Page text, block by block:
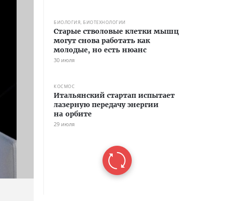
БИОЛОГИЯ, БИОТЕХНОЛОГИИ
Старые стволовые клетки мышц
могут снова работать как
молодые, но есть нюанс
30 июля
КОСМОС
Итальянский стартап испытает
лазерную передачу энергии
на орбите
29 июля